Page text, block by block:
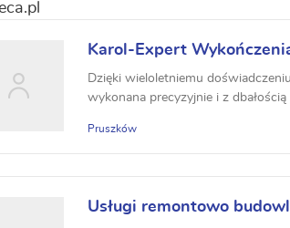
Karol-Expert
Dzięki wieloletniemu
wykonana precyzyjnie i z
Pruszków
Usługi remontowo